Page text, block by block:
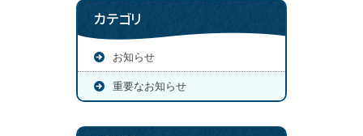
カテゴリ
お知らせ
重要なお知らせ